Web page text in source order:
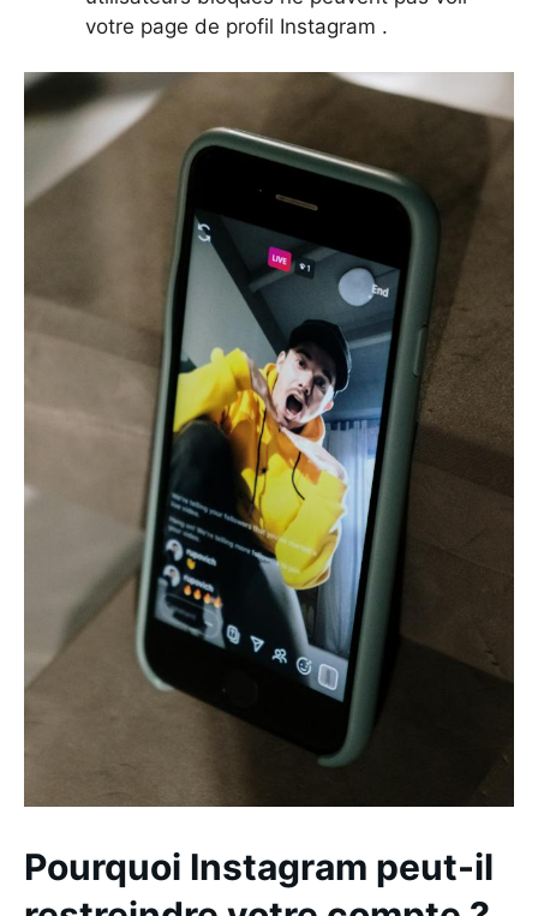
votre page de profil Instagram .
Pourquoi Instagram peut-il